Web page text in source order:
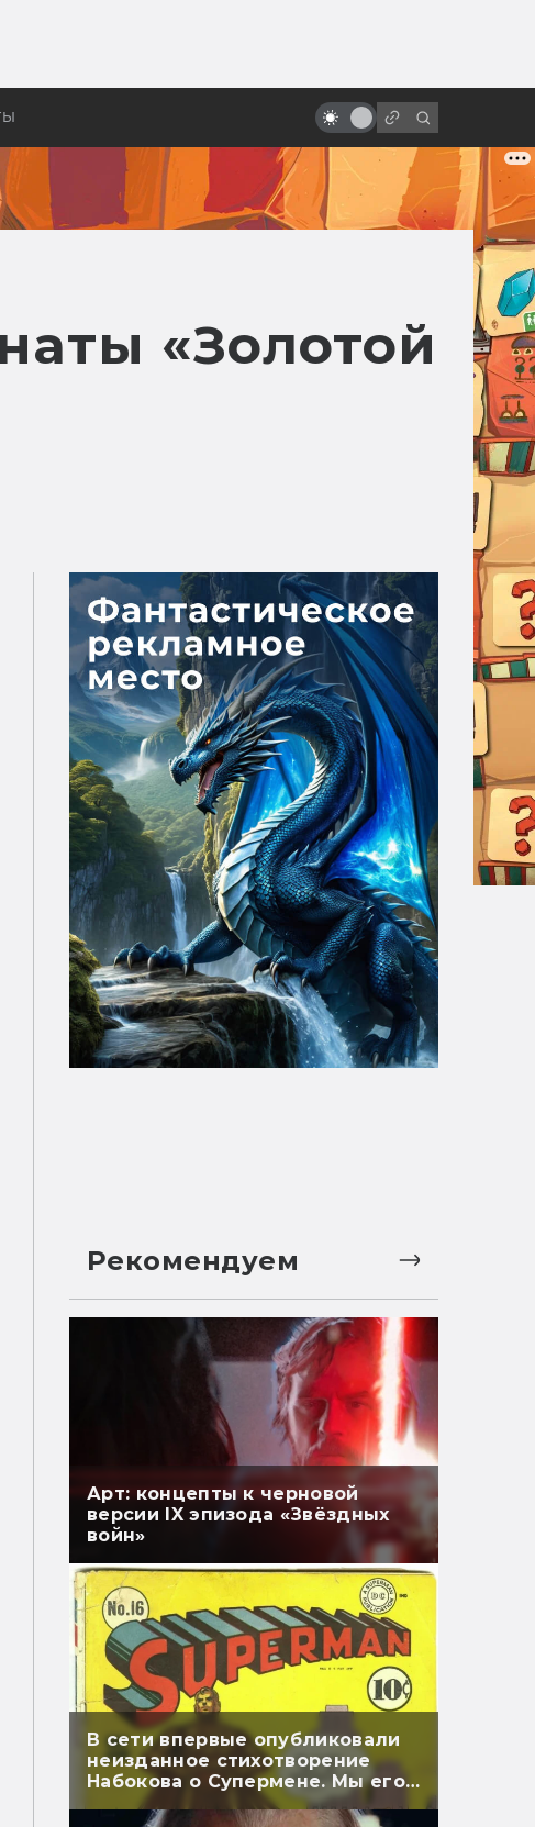
не стал чёрным
«Золотой
Рекомендуем
Арт: концепты к черновой
версии IX эпизода «Звёздных
войн»
В сети впервые опубликовали
неизданное стихотворение
Набокова о Супермене. Мы его
перевели